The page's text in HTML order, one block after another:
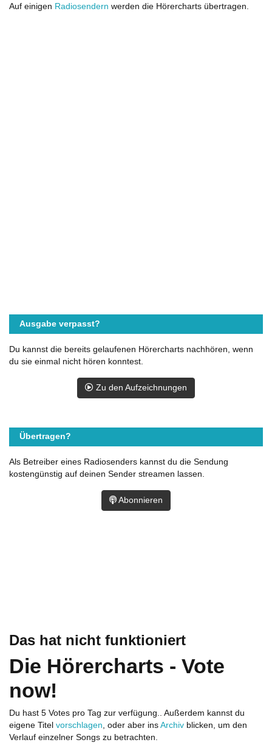
Das hat nicht funktioniert
Die Hörercharts - Vote
now!
Du hast 5 Votes pro Tag zur verfügung.. Außerdem kannst du
eigene Titel vorschlagen, oder aber ins Archiv blicken, um den
Verlauf einzelner Songs zu betrachten.
Auf einigen Radiosendern werden die Hörercharts übertragen.
Ausgabe verpasst?
Du kannst die bereits gelaufenen Hörercharts nachhören, wenn
du sie einmal nicht hören konntest.
Zu den Aufzeichnungen
Übertragen?
Als Betreiber eines Radiosenders kannst du die Sendung
kostengünstig auf deinen Sender streamen lassen.
Abonnieren